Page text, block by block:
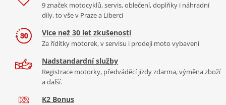
9 značek motocyklů, servis, oblečení, doplňky i náhradní
díly, to vše v Praze a Liberci
Více než 30 let zkušeností
Za řídítky motorek, v servisu i prodeji moto vybavení
Nadstandardní služby
Registrace motorky, předváděcí jízdy zdarma, výměna zboží
a další.
K2 Bonus